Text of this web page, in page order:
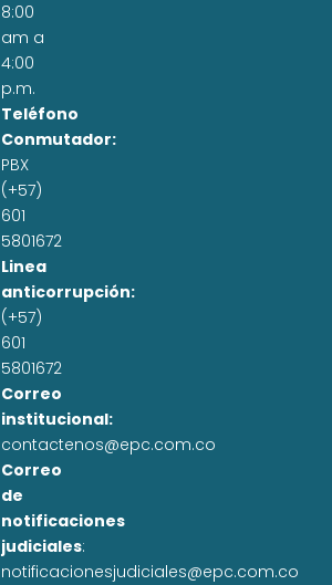
8:00
am a
4:00
p.m.
Teléfono
Conmutador:
PBX
(+57)
601
5801672
Linea
anticorrupción:
(+57)
601
5801672
Correo
institucional:
contactenos@epc.com.co
Correo
de
notificaciones
judiciales:
notificacionesjudiciales@epc.com.co